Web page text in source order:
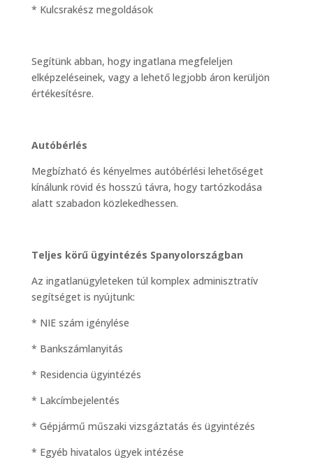
* Kulcsrakész megoldások
Segítünk abban, hogy ingatlana megfeleljen
elképzeléseinek, vagy a lehető legjobb áron kerüljön
értékesítésre.
Autóbérlés
Megbízható és kényelmes autóbérlési lehetőséget
kínálunk rövid és hosszú távra, hogy tartózkodása
alatt szabadon közlekedhessen.
Teljes körű ügyintézés Spanyolországban
Az ingatlanügyleteken túl komplex adminisztratív
segítséget is nyújtunk:
* NIE szám igénylése
* Bankszámlanyitás
* Residencia ügyintézés
* Lakcímbejelentés
* Gépjármű műszaki vizsgáztatás és ügyintézés
* Egyéb hivatalos ügyek intézése